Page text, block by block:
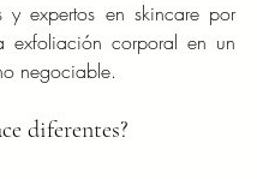
y expertos en skincare por
exfoliación corporal en un
negociable.
diferentes?